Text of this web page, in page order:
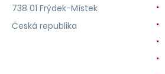
738 01 Frýdek-Místek
Česká republika